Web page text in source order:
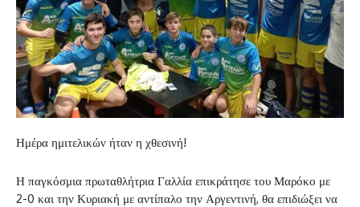
Ημέρα ημιτελικών ήταν η χθεσινή!
Η παγκόσμια πρωταθλήτρια Γαλλία επικράτησε του Μαρόκο με
2-0 και την Κυριακή με αντίπαλο την Αργεντινή, θα επιδιώξει να